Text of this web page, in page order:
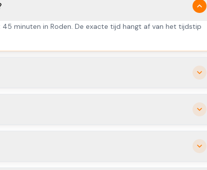
minuten in Roden. De exacte tijd hangt af van het tijdstip